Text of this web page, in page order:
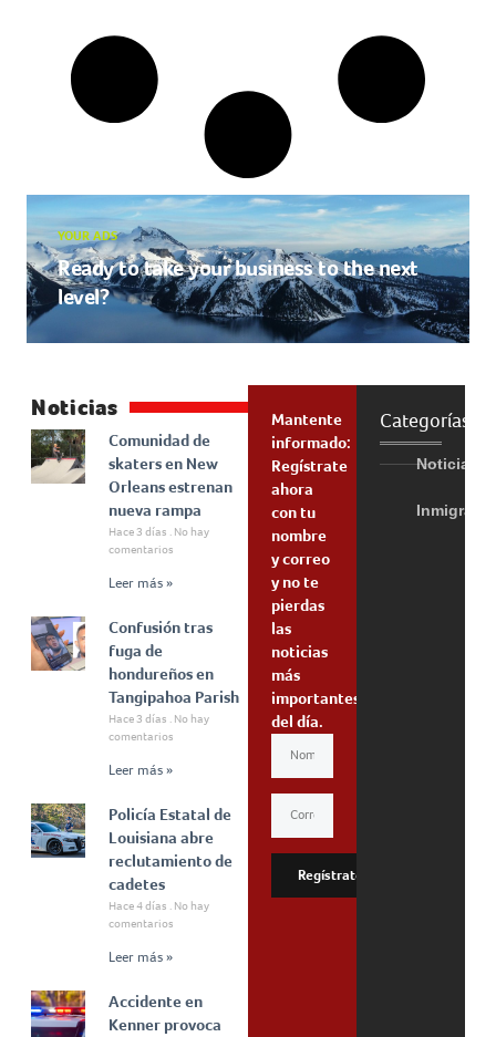
YOUR ADS
Ready to take your business to the next
level?
Noticias
Comunidad de
skaters en New
Orleans estrenan
nueva rampa
Hace 3 días
No hay
comentarios
Leer más »
Confusión tras
fuga de
hondureños en
Tangipahoa Parish
Hace 3 días
No hay
comentarios
Leer más »
Policía Estatal de
Louisiana abre
reclutamiento de
cadetes
Hace 4 días
No hay
comentarios
Leer más »
Accidente en
Kenner provoca
Mantente
informado:
Regístrate
ahora
con tu
nombre
y correo
y no te
pierdas
las
noticias
más
importantes
del día.
Regístrate
Categorías
Noticias